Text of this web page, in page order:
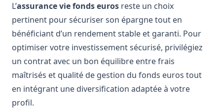
L’assurance vie fonds euros reste un choix
pertinent pour sécuriser son épargne tout en
bénéficiant d’un rendement stable et garanti. Pour
optimiser votre investissement sécurisé, privilégiez
un contrat avec un bon équilibre entre frais
maîtrisés et qualité de gestion du fonds euros tout
en intégrant une diversification adaptée à votre
profil.